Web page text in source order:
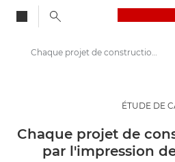
Evénements et témoignages
Études de cas
Chaque projet de construction débute par l'impression de documents.
ÉTUDE DE
Chaque projet de
par l'impression